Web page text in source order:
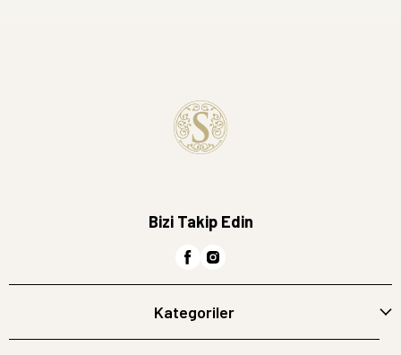
Bizi Takip Edin
Kategoriler